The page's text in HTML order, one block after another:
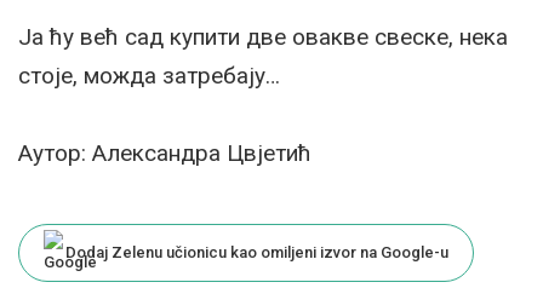
Ја ћу већ сад купити две овакве свеске, нека
стоје, можда затребају…
Аутор: Александра Цвјетић
Dodaj Zelenu učionicu kao omiljeni izvor na Google-u